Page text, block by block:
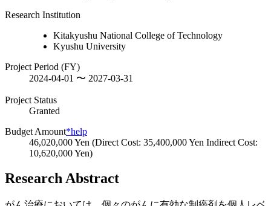
Research Institution
Kitakyushu National College of Technology
Kyushu University
Project Period (FY)
2024-04-01 〜 2027-03-31
Project Status
Granted
Budget Amount*help
46,020,000 Yen (Direct Cost: 35,400,000 Yen Indirect Cost:
10,620,000 Yen)
Research Abstract